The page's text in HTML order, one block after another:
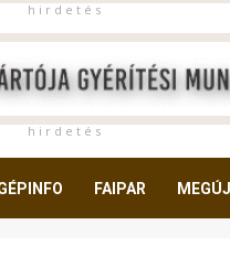
h i r d e t é s
h i r d e t é s
FAIPAR